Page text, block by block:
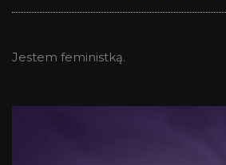
Jestem feministką.